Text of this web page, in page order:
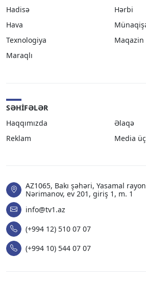
Hadisə
Hərbi
Hava
Texnologiya
Maqazin
Maraqlı
SƏHIFƏLƏR
Haqqımızda
Əlaqə
Reklam
Media
AZ1065, Bakı şəhəri, Yasamal
Nərimanov, ev 201, giriş 1, m. 1
info@tv1.az
(+994 12) 510 07 07
(+994 10) 544 07 07